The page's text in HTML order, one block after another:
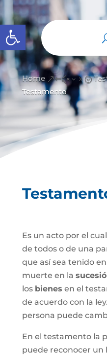
Abrir barra de
Home &#x39;
Testamento
Es un acto por el
de todos o de una
que así sea tenido
muerte en la
los bienes en el
de acuerdo con la
persona puede
En el testamento la
puede reconocer un